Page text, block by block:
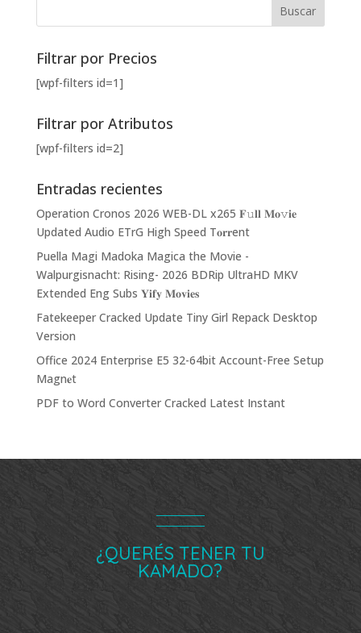
Filtrar por Precios
[wpf-filters id=1]
Filtrar por Atributos
[wpf-filters id=2]
Entradas recientes
Operation Cronos 2026 WEB-DL x265 𝐅𝚞𝐥𝐥 𝐌𝐨𝚟𝐢𝐞
Updated Audio ETrG High Speed T𝐨𝐫𝐫ent
Puella Magi Madoka Magica the Movie -
Walpurgisnacht: Rising- 2026 BDRip UltraHD MKV
Extended Eng Subs 𝐘𝐢𝐟𝐲 𝐌𝐨𝐯𝐢𝐞𝐬
Fatekeeper Cracked Update Tiny Girl Repack Desktop
Version
Office 2024 Enterprise E5 32-64bit Account-Free Setup
Magn𝐞t
PDF to Word Converter Cracked Latest Instant
¿QUERÉS TENER TU
KAMADO?